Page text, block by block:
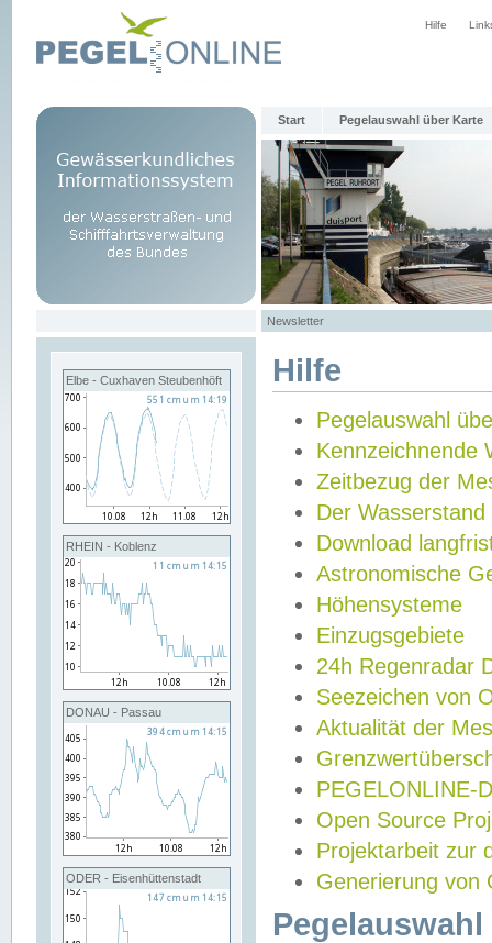
Hilfe
Start Pegelauswahl über Karte
Newsletter
Elbe - Cuxhaven Steubenhöft
RHEIN - Koblenz
DONAU - Passau
ODER - Eisenhüttenstadt
Hilfe
Pegelauswahl
Kennzeichnende
Zeitbezug der
Der Wasserstand
Download
Astronomische
Höhensysteme
Einzugsgebiete
24h Regenradar
Seezeichen von
Aktualität der
PEGELONLINE-
Open Source
Projektarbeit zur
Generierung von